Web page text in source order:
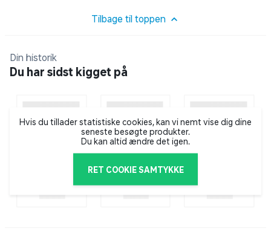
Tilbage til toppen
Din historik
Du har sidst kigget på
Hvis du tillader statistiske cookies, kan vi nemt vise dig dine
seneste besøgte produkter.
Du kan altid ændre det igen.
RET COOKIE SAMTYKKE